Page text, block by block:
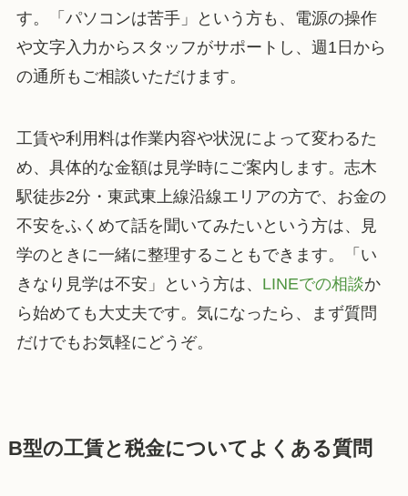
す。「パソコンは苦手」という方も、電源の操作
や文字入力からスタッフがサポートし、週1日から
の通所もご相談いただけます。
工賃や利用料は作業内容や状況によって変わるた
め、具体的な金額は見学時にご案内します。志木
駅徒歩2分・東武東上線沿線エリアの方で、お金の
不安をふくめて話を聞いてみたいという方は、見
学のときに一緒に整理することもできます。「い
きなり見学は不安」という方は、 LINEでの相談か
ら始めても大丈夫です。気になったら、まず質問
だけでもお気軽にどうぞ。
B型の工賃と税金についてよくある質問